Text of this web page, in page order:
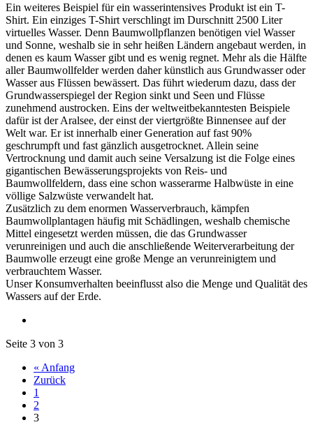
Ein weiteres Beispiel für ein wasserintensives Produkt ist ein T-
Shirt. Ein einziges T-Shirt verschlingt im Durschnitt 2500 Liter
virtuelles Wasser. Denn Baumwollpflanzen benötigen viel Wasser
und Sonne, weshalb sie in sehr heißen Ländern angebaut werden, in
denen es kaum Wasser gibt und es wenig regnet. Mehr als die Hälfte
aller Baumwollfelder werden daher künstlich aus Grundwasser oder
Wasser aus Flüssen bewässert. Das führt wiederum dazu, dass der
Grundwasserspiegel der Region sinkt und Seen und Flüsse
zunehmend austrocken. Eins der weltweitbekanntesten Beispiele
dafür ist der Aralsee, der einst der viertgrößte Binnensee auf der
Welt war. Er ist innerhalb einer Generation auf fast 90%
geschrumpft und fast gänzlich ausgetrocknet. Allein seine
Vertrocknung und damit auch seine Versalzung ist die Folge eines
gigantischen Bewässerungsprojekts von Reis- und
Baumwollfeldern, dass eine schon wasserarme Halbwüste in eine
völlige Salzwüste verwandelt hat.
Zusätzlich zu dem enormen Wasserverbrauch, kämpfen
Baumwollplantagen häufig mit Schädlingen, weshalb chemische
Mittel eingesetzt werden müssen, die das Grundwasser
verunreinigen und auch die anschließende Weiterverarbeitung der
Baumwolle erzeugt eine große Menge an verunreinigtem und
verbrauchtem Wasser.
Unser Konsumverhalten beeinflusst also die Menge und Qualität des
Wassers auf der Erde.
Seite 3 von 3
« Anfang
Zurück
1
2
3